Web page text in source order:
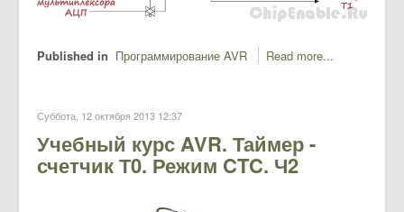
Published in Программирование AVR Read more...
Суббота, 12 октября 2013 12:37
Учебный курс AVR. Таймер -
счетчик Т0. Режим CTC. Ч2